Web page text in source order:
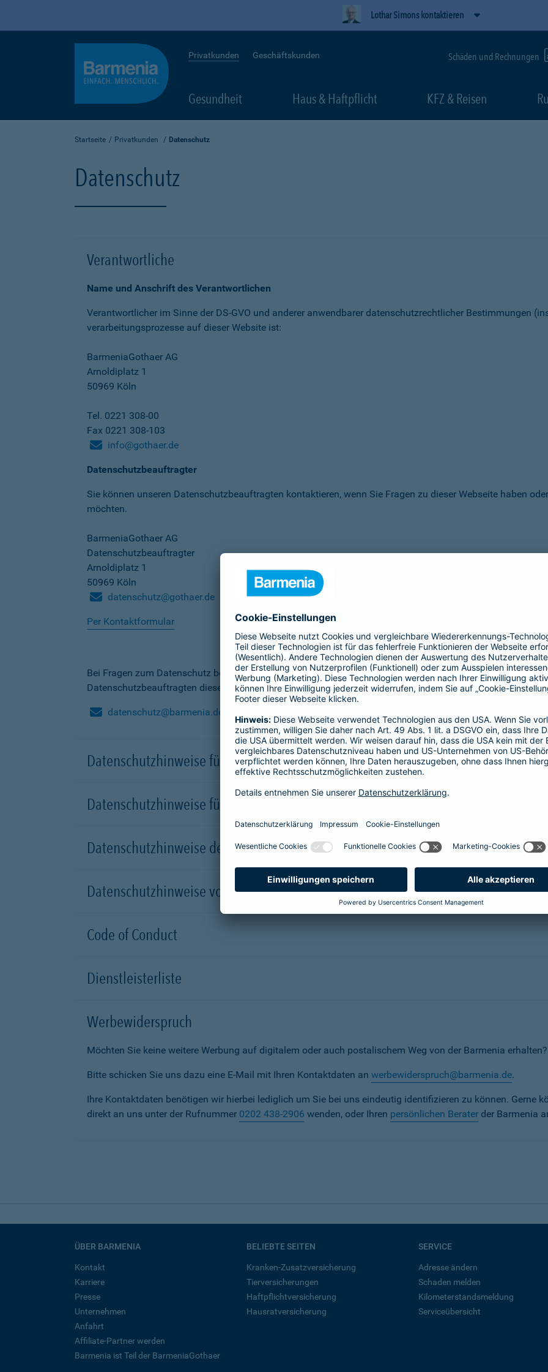
Lothar Simons kontaktieren
Privatkunden Geschäftskunden Schäden und Rechnungen
Gesundheit Haus & Haftpflicht KFZ & Reisen
Startseite Privatkunden Datenschutz
Datenschutz
Verantwortliche
Name und Anschrift des Verantwortlichen
Verantwortlicher im Sinne der DS-GVO und anderer anwendbarer datenschutz­rechtlicher Bestimmungen
verarbeitungs­prozesse auf dieser Website ist:
BarmeniaGothaer AG
Arnoldiplatz 1
50969 Köln
Tel. 0221 308-00
Fax 0221 308-103
info@gothaer.de
Datenschutzbeauftragter
Sie können unseren Datenschutz­beauftragten kontaktieren, wenn Sie Fragen zu dieser Webseite haben
möchten.
BarmeniaGothaer AG
Datenschutzbeauftragter
Arnoldiplatz 1
50969 Köln
datenschutz@gothaer.de
Per Kontaktformular
Bei Fragen zum Datenschutz bei der Barmenia Krankenversicherung AG und der Barmenia Allgemeine
Datenschutzbeauftragten dieser Gesellschaften kontaktieren.
datenschutz@barmenia.de
Datenschutzhinweise für Besucher der Webseite
Datenschutzhinweise für Onlinepräsenzen in sozialen Medien
Datenschutzhinweise der Versicherungsunternehmen
Datenschutzhinweise von Partnerunternehmen
Code of Conduct
Dienstleisterliste
Werbewiderspruch
Möchten Sie keine weitere Werbung auf digitalem oder auch postalischem Weg von der Barmenia
Bitte schicken Sie uns dazu eine E-Mail mit Ihren Kontaktdaten an werbewiderspruch@barmenia.de.
Ihre Kontaktdaten benötigen wir hierbei lediglich um Sie bei uns eindeutig identifizieren zu können. Gerne
direkt an uns unter der Rufnummer 0202 438-2906 wenden, oder Ihren persönlichen Berater der Barmenia
ÜBER BARMENIA
Kontakt
Karriere
Presse
Unternehmen
Anfahrt
Affiliate-Partner werden
Barmenia ist Teil der BarmeniaGothaer
BELIEBTE SEITEN
Kranken-Zusatzversicherung
Tierversicherungen
Haftpflichtversicherung
Hausratversicherung
SERVICE
Adresse ändern
Schaden melden
Kilometerstandsmeldung
Serviceübersicht